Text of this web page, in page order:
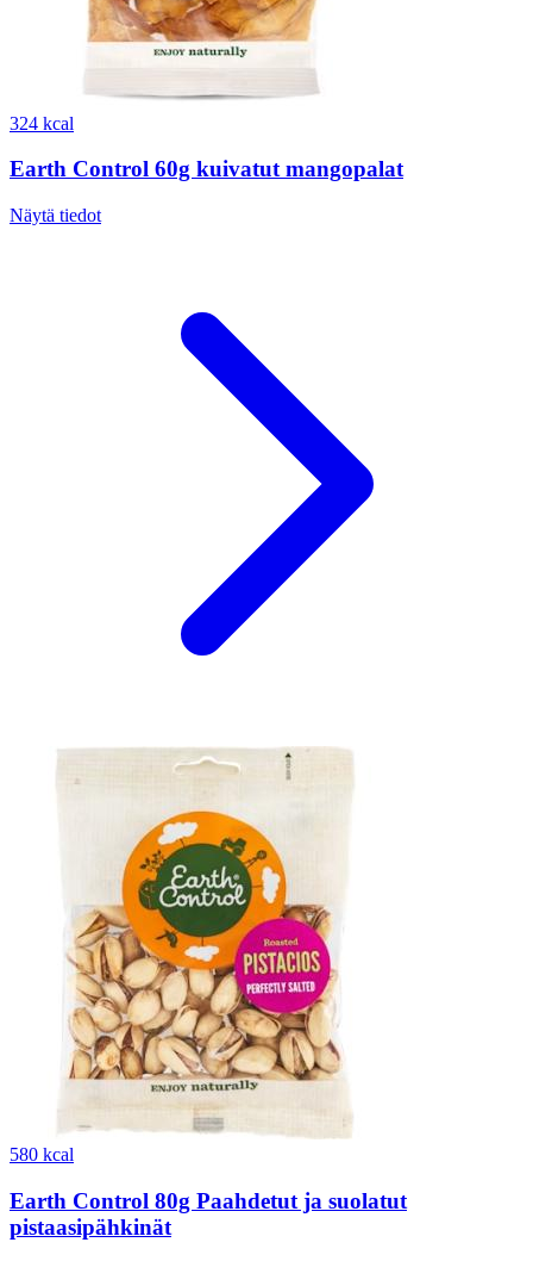
324 kcal
Earth Control 60g kuivatut mangopalat
Näytä tiedot
580 kcal
Earth Control 80g Paahdetut ja suolatut
pistaasipähkinät